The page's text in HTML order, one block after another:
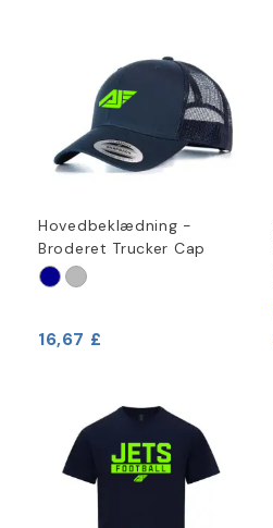
Hovedbeklædning -
Broderet Trucker Cap
16,67 £